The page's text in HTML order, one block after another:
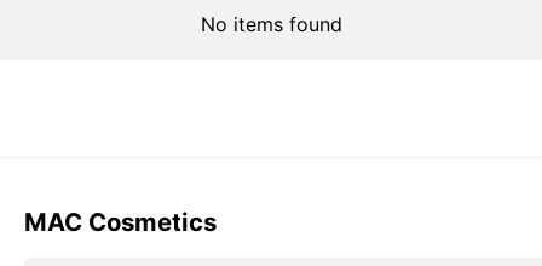
No items found
MAC Cosmetics